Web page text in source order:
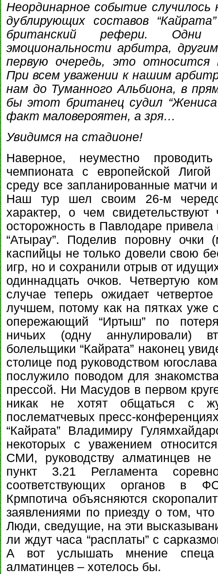
Неординарное событие
дублирующих составов
британский рефери.
эмоциональности арбитра,
первую очередь, это относится
При всем уважении к нашим
нам до Туманного Альбиона, в
бы этот британец судил
факт маловероятен, а зря…
Увидимся на стадионе!
Наверное, неуместно проводить
чемпионата с европейской
среду все запланированные матчи
Наш тур шел своим 26-м
характер, о чем
осторожность в Павлодаре
“Атырау”. Поделив поровну очки
каспийцы не только довели свою
игр, но и сохранили отрыв от
одиннадцать очков. Четвертую
случае теперь ожидает
лучшем, потому как на пятках уже
опережающий “Иртыш” по
ничьих (одну аннулировали)
болельщики “Кайрата” наконец
столице под руководством
послужило поводом для
прессой. Ни Масудов в первом
никак не хотят общаться с
послематчевых пресс-
“Кайрата” Владимиру
некоторых с уважением
СМИ, руководству алматинцев
пункт 3.21 Регламента
соответствующих органов в
Крмпотича объясняются
заявлениями по приезду о том, что
Люди, сведущие, на эти
ли ждут часа “расплаты” с
А вот услышать мнение
алматинцев – хотелось бы.